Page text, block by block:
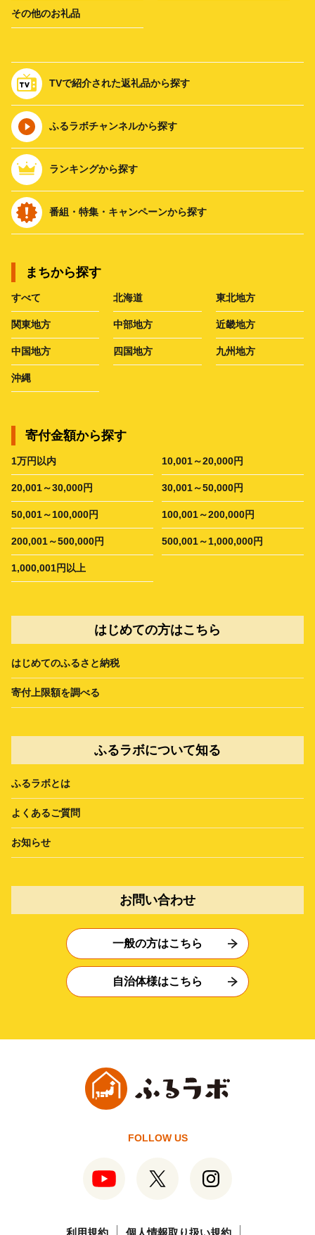
その他のお礼品
TVで紹介された返礼品から探す
ふるラボチャンネルから探す
ランキングから探す
番組・特集・キャンペーンから探す
まちから探す
すべて 北海道 東北地方
関東地方 中部地方 近畿地方
中国地方 四国地方 九州地方
沖縄
寄付金額から探す
1万円以内 10,001～20,000円
20,001～30,000円 30,001～50,000円
50,001～100,000円 100,001～200,000円
200,001～500,000円 500,001～1,000,000円
1,000,001円以上
はじめての方はこちら
はじめてのふるさと納税
寄付上限額を調べる
ふるラボについて知る
ふるラボとは
よくあるご質問
お知らせ
お問い合わせ
一般の方はこちら
自治体様はこちら
FOLLOW US